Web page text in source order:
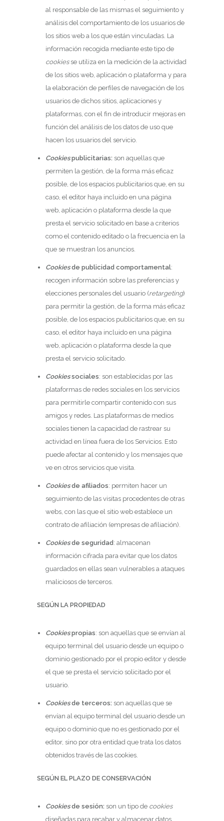
al responsable de las mismas el seguimiento y
análisis del comportamiento de los usuarios de
los sitios web a los que están vinculadas. La
información recogida mediante este tipo de
cookiesse utiliza en la medición de la actividad
de los sitios web, aplicación o plataforma y para
la elaboración de perfiles de navegación de los
usuarios de dichos sitios, aplicaciones y
plataformas, con el fin de introducir mejoras en
función del análisis de los datos de uso que
hacen los usuarios del servicio.
Cookies publicitarias: son aquellas que
permiten la gestión, de la forma más eficaz
posible, de los espacios publicitarios que, en su
caso, el editor haya incluido en una página
web, aplicación o plataforma desde la que
presta el servicio solicitado en base a criterios
como el contenido editado o la frecuencia en la
que se muestran los anuncios.
Cookiesde publicidad comportamental:
recogen información sobre las preferencias y
elecciones personales del usuario (retargeting)
para permitir la gestión, de la forma más eficaz
posible, de los espacios publicitarios que, en su
caso, el editor haya incluido en una página
web, aplicación o plataforma desde la que
presta el servicio solicitado.
Cookiessociales: son establecidas por las
plataformas de redes sociales en los servicios
para permitirle compartir contenido con sus
amigos y redes. Las plataformas de medios
sociales tienen la capacidad de rastrear su
actividad en línea fuera de los Servicios. Esto
puede afectar al contenido y los mensajes que
ve en otros servicios que visita.
Cookiesde afiliados: permiten hacer un
seguimiento de las visitas procedentes de otras
webs, con las que el sitio web establece un
contrato de afiliación (empresas de afiliación).
Cookiesde seguridad : almacenan
información cifrada para evitar que los datos
guardados en ellas sean vulnerables a ataques
maliciosos de terceros.
SEGÚN LA PROPIEDAD
Cookiespropias: son aquellas que se envían al
equipo terminal del usuario desde un equipo o
dominio gestionado por el propio editor y desde
el que se presta el servicio solicitado por el
usuario.
Cookies de terceros: son aquellas que se
envían al equipo terminal del usuario desde un
equipo o dominio que no es gestionado por el
editor, sino por otra entidad que trata los datos
obtenidos través de las cookies.
SEGÚN EL PLAZO DE CONSERVACIÓN
Cookiesde sesión: son un tipo de cookies
diseñadas para recabar y almacenar datos